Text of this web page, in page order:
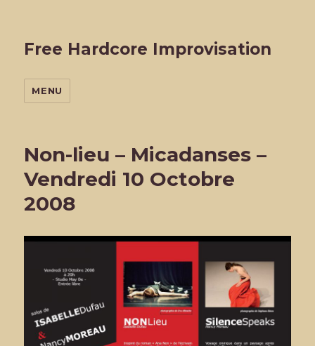
Free Hardcore Improvisation
MENU
Non-lieu – Micadanses –
Vendredi 10 Octobre
2008